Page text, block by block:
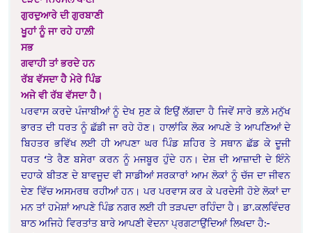
ਗੁਰਦੁਆਰੇ ਦੀ ਗੁਰਬਾਣੀ
ਖੂਹਾਂ ਨੂੰ ਜਾ ਰਹੇ ਹਾਲ਼ੀ
ਸਭ
ਗਵਾਹੀ ਤਾਂ ਭਰਦੇ ਹਨ
ਰੱਬ ਵੱਸਦਾ ਹੈ ਮੇਰੇ ਪਿੰਡ
ਅਜੇ ਵੀ ਰੱਬ ਵੱਸਦਾ ਹੈ।
ਪਰਵਾਸ ਕਰਦੇ ਪੰਜਾਬੀਆਂ ਨੂੰ ਦੇਖ ਸੁਣ ਕੇ ਇਉਂ ਲੱਗਦਾ ਹੈ ਜਿਵੇਂ ਸਾਰੇ ਭਲ਼ੇ ਮਨੁੱਖ
ਭਾਰਤ ਦੀ ਧਰਤ ਨੂੰ ਛੱਡੀ ਜਾ ਰਹੇ ਹੋਣ। ਹਾਲਾਂਕਿ ਲੋਕ ਆਪਣੇ ਤੇ ਆਪਣਿਆਂ ਦੇ
ਬਿਹਤਰ ਭਵਿੱਖ ਲਈ ਹੀ ਆਪਣਾ ਘਰ ਪਿੰਡ ਸ਼ਹਿਰ ਤੇ ਸਥਾਨ ਛੱਡ ਕੇ ਦੂਜੀ
ਧਰਤ ‘ਤੇ ਰੈਣ ਬਸੇਰਾ ਕਰਨ ਨੂੰ ਮਜਬੂਰ ਹੁੰਦੇ ਹਨ। ਦੇਸ਼ ਦੀ ਆਜ਼ਾਦੀ ਦੇ ਇੰਨੇ
ਦਹਾਕੇ ਬੀਤਣ ਦੇ ਬਾਵਜੂਦ ਵੀ ਸਾਡੀਆਂ ਸਰਕਾਰਾਂ ਆਮ ਲੋਕਾਂ ਨੂੰ ਚੱਜ ਦਾ ਜੀਵਨ
ਦੇਣ ਵਿੱਚ ਅਸਮਰਥ ਰਹੀਆਂ ਹਨ। ਪਰ ਪਰਵਾਸ ਕਰ ਕੇ ਪਰਦੇਸੀ ਹੋਏ ਲੋਕਾਂ ਦਾ
ਮਨ ਤਾਂ ਹਮੇਸ਼ਾਂ ਆਪਣੇ ਪਿੰਡ ਨਗਰ ਲਈ ਹੀ ਤੜਪਦਾ ਰਹਿੰਦਾ ਹੈ। ਡਾ.ਕਲਵਿੰਦਰ
ਬਾਠ ਅਜਿਹੇ ਵਿਰਤਾਂਤ ਬਾਰੇ ਆਪਣੀ ਵੇਦਨਾ ਪ੍ਰਗਟਾਉਂਦਿਆਂ ਲਿਖਦਾ ਹੈ:-